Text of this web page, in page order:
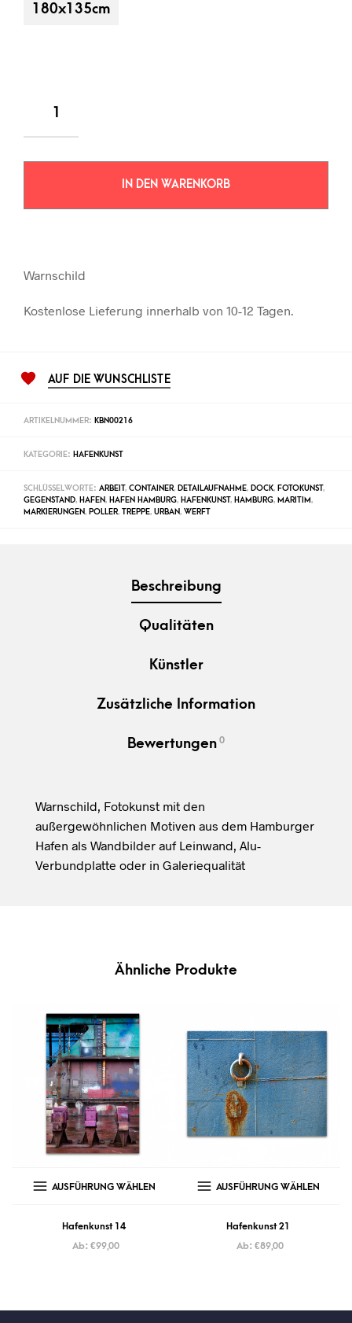
180x135cm
IN DEN WARENKORB
Warnschild
Kostenlose Lieferung innerhalb von 10-12 Tagen.
AUF DIE WUNSCHLISTE
ARTIKELNUMMER: KBN00216
KATEGORIE: HAFENKUNST
SCHLÜSSELWORTE: ARBEIT, CONTAINER, DETAILAUFNAHME, DOCK, FOTOKUNST,
GEGENSTAND, HAFEN, HAFEN HAMBURG, HAFENKUNST, HAMBURG, MARITIM,
MARKIERUNGEN, POLLER, TREPPE, URBAN, WERFT
Beschreibung
Qualitäten
Künstler
Zusätzliche Information
Bewertungen 0
Warnschild, Fotokunst mit den
außergewöhnlichen Motiven aus dem Hamburger
Hafen als Wandbilder auf Leinwand, Alu-
Verbundplatte oder in Galeriequalität
Ähnliche Produkte
AUSFÜHRUNG WÄHLEN
Hafenkunst 14
Ab: €99,00
AUSFÜHRUNG WÄHLEN
Hafenkunst 21
Ab: €89,00